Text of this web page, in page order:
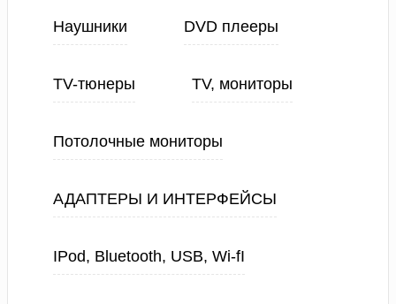
Наушники DVD плееры
TV-тюнеры TV, мониторы
Потолочные мониторы
АДАПТЕРЫ И ИНТЕРФЕЙСЫ
IPod, Bluetooth, USB, Wi-fI